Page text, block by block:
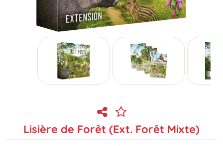
Lisière de Forêt (Ext. Forêt Mixte)